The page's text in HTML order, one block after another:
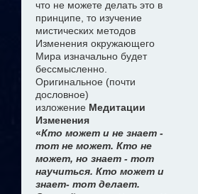
что не можете делать это в
принципе, то изучение
мистических методов
Изменения окружающего
Мира изначально будет
бессмысленно.
Оригинальное (почти
дословное)
изложение Медитации
Изменения
«Кто может и не знает -
тот не может. Кто не
может, но знает - тот
научиться. Кто может и
знает- тот делает.